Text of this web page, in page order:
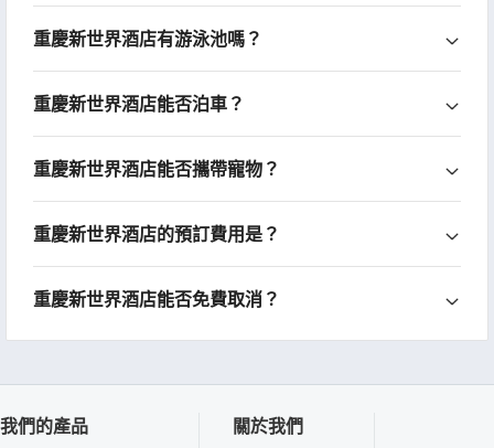
重慶新世界酒店有游泳池嗎？
重慶新世界酒店能否泊車？
重慶新世界酒店能否攜帶寵物？
重慶新世界酒店的預訂費用是？
重慶新世界酒店能否免費取消？
我們的產品 關於我們